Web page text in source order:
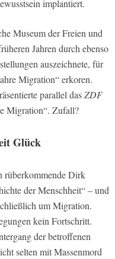
implantiert.
Museum der Freien und
Jahren durch ebenso
auszeichnete, für
Migration“ erkoren.
parallel dasZDF
Migration“. Zufall?
Glück
rüberkommende Dirk
der Menschheit“ – und
um Migration.
kein Fortschritt.
der betroffenen
selten mit Massenmord